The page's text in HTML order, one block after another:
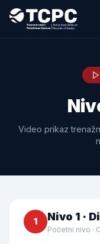
Video prikaz
1 Nivo 1 ·
Početni nivo ·